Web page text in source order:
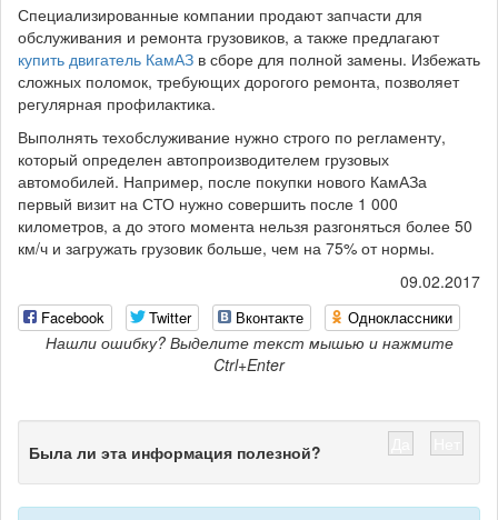
Специализированные компании продают запчасти для
обслуживания и ремонта грузовиков, а также предлагают
купить двигатель КамАЗ в сборе для полной замены. Избежать
сложных поломок, требующих дорогого ремонта, позволяет
регулярная профилактика.
Выполнять техобслуживание нужно строго по регламенту,
который определен автопроизводителем грузовых
автомобилей. Например, после покупки нового КамАЗа
первый визит на СТО нужно совершить после 1 000
километров, а до этого момента нельзя разгоняться более 50
км/ч и загружать грузовик больше, чем на 75% от нормы.
09.02.2017
Facebook Twitter Вконтакте Одноклассники
Нашли ошибку? Выделите текст мышью и нажмите
Ctrl+Enter
Была ли эта информация полезной?